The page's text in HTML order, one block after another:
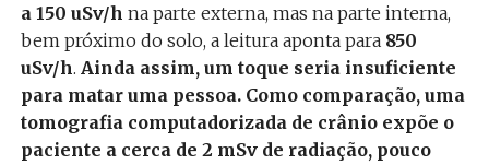
a 150 uSv/h na parte externa, mas na parte interna,
bem próximo do solo, a leitura aponta para 850
uSv/h. Ainda assim, um toque seria insuficiente
para matar uma pessoa. Como comparação, uma
tomografia computadorizada de crânio expõe o
paciente a cerca de 2 mSv de radiação, pouco